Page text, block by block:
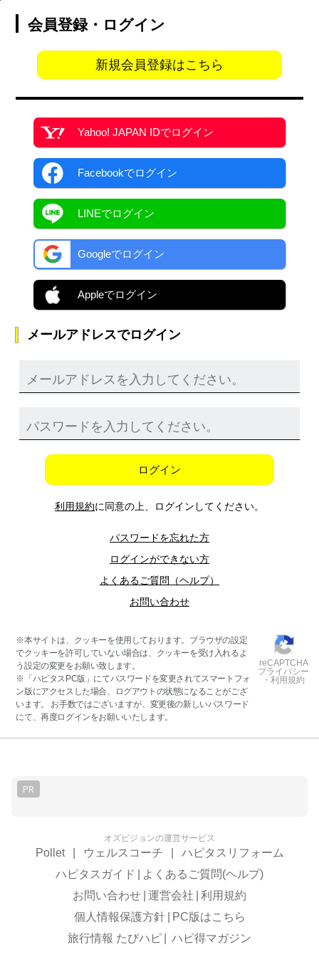
会員登録・ログイン
新規会員登録はこちら
Yahoo! JAPAN IDでログイン
Facebookでログイン
LINEでログイン
Googleでログイン
Appleでログイン
メールアドレスでログイン
ログイン
利用規約に同意の上、ログインしてください。
パスワードを忘れた方
ログインができない方
よくあるご質問（ヘルプ）
お問い合わせ
※本サイトは、クッキーを使用しております。ブラウザの設定
でクッキーを許可していない場合は、クッキーを受け入れるよ
う設定の変更をお願い致します。
※「ハピタスPC版」にてパスワードを変更されてスマートフォ
ン版にアクセスした場合、ログアウトの状態になることがござ
います。 お手数ではございますが、変更後の新しいパスワード
にて、再度ログインをお願いいたします。
reCAPTCHA
プライバシー
・利用規約
PR
オズビジョンの運営サービス
Pollet ウェルスコーチ
ハピタスリフォーム
ハピタスガイド
よくあるご質問(ヘルプ)
お問い合わせ 運営会社
利用規約
個人情報保護方針
PC版はこちら
旅行情報 たびハピ
ハピ得マガジン